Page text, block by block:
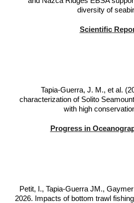
diversity of
Scientific
Tapia-Guerra, J. M., et al.
characterization of Solito
with high
Progress in
Petit, I., Tapia-Guerra JM.,
2026. Impacts of bottom trawl